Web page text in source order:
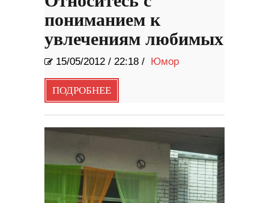
пониманием к
увлечениям любимых
15/05/2012 / 22:18 / Юмор
ПОДРОБНЕЕ